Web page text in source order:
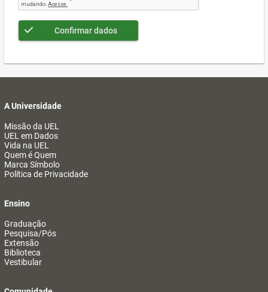
Confirmar dados
A Universidade
Missão da UEL
UEL em Dados
Vida na UEL
Quem é Quem
Marca Símbolo
Política de Privacidade
Ensino
Graduação
Pesquisa/Pós
Extensão
Biblioteca
Vestibular